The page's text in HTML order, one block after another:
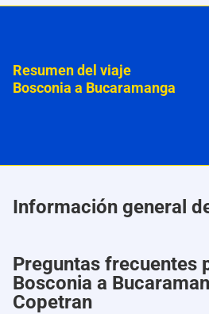
Resumen del viaje
Bosconia a Bucaramanga
Información general
Preguntas frecuentes
Bosconia a
Copetran